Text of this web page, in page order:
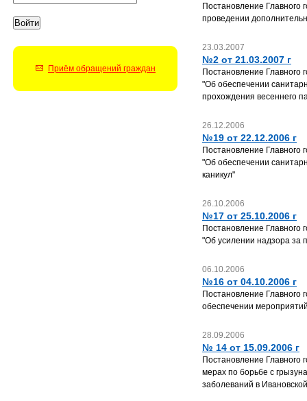
Приём обращений граждан
Постановление Главного
проведении
23.03.2007
№2 от 21.03.2007 г
Постановление Главного
"Об обеспечении
прохождения весеннего
26.12.2006
№19 от 22.12.2006 г
Постановление Главного
"Об обеспечении
каникул"
26.10.2006
№17 от 25.10.2006 г
Постановление Главного
"Об усилении надзора за
06.10.2006
№16 от 04.10.2006 г
Постановление Главного
обеспечении
28.09.2006
№ 14 от 15.09.2006 г
Постановление Главного
мерах по борьбе с
заболеваний в